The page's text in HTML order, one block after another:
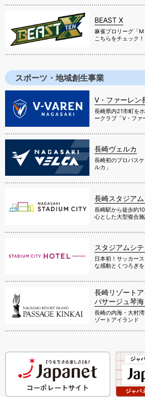
BEAST X
麻雀プロリーグ「
こちらをチェック！
スポーツ・地域創生事業
V・ファーレン
長崎県内21市町を
ークラブ「V・ファ
長崎ヴェルカ
長崎初のプロバス
ルカ」
長崎スタジアム
長崎駅から徒歩約
心とした大型複合
スタジアムシ
日本初！サッカー
な感動とくつろぎを
長崎リゾート
パサージュ琴海
長崎の内海・大村
ゾートアイランド